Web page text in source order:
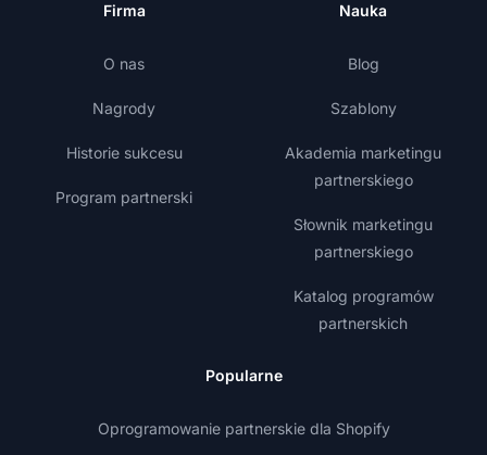
Firma
O nas
Nagrody
Historie sukcesu
Program partnerski
Nauka
Blog
Szablony
Akademia marketingu
partnerskiego
Słownik marketingu
partnerskiego
Katalog programów
partnerskich
Popularne
Oprogramowanie partnerskie dla Shopify